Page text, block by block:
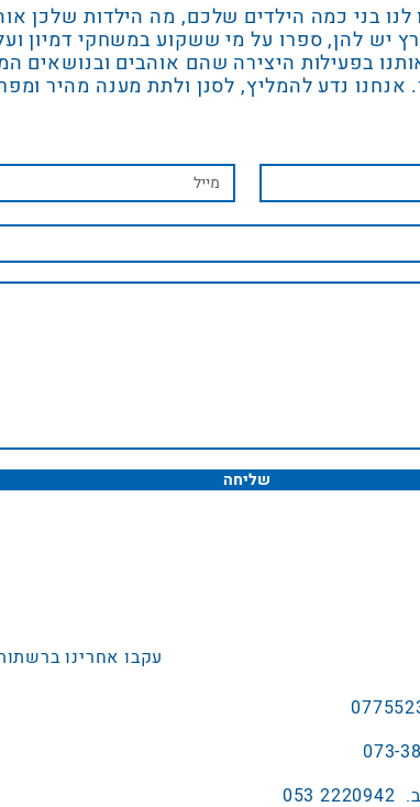
לנו בני כמה הילדים שלכם, מה הילדות שלכן
יש להן, ספרו על מי ששקוע במשחקי דמיון
בפעילות היצירה שהם אוהבים ובנושאים
אנחנו נדע להמליץ, לסנן ולתת מענה מהיר
שליחה
2220942 053
עקבו אחרינו